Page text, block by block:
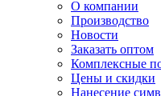
О компании
Производство
Новости
Заказать оптом
Комплексные
Цены и скидки
Нанесение